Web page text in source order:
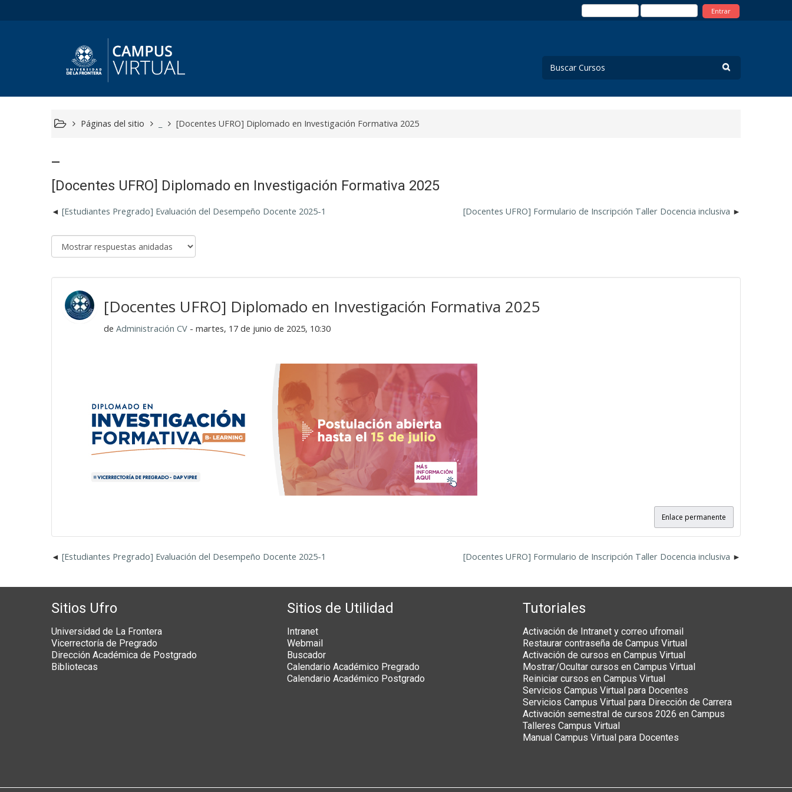
Entrar
Páginas del sitio [Docentes UFRO] Diplomado en Investigación Formativa 2025
[Docentes UFRO] Diplomado en Investigación Formativa 2025
[Estudiantes Pregrado] Evaluación del Desempeño Docente 2025-1 [Docentes UFRO] Formulario de Inscripción Taller Docencia inclusiva
[Docentes UFRO] Diplomado en Investigación Formativa 2025
de Administración CV - martes, 17 de junio de 2025, 10:30
Enlace permanente
[Estudiantes Pregrado] Evaluación del Desempeño Docente 2025-1 [Docentes UFRO] Formulario de Inscripción Taller Docencia inclusiva
Sitios Ufro
Universidad de La Frontera
Vicerrectoría de Pregrado
Dirección Académica de Postgrado
Bibliotecas
Sitios de Utilidad
Intranet
Webmail
Buscador
Calendario Académico Pregrado
Calendario Académico Postgrado
Tutoriales
Activación de Intranet y correo ufromail
Restaurar contraseña de Campus Virtual
Activación de cursos en Campus Virtual
Mostrar/Ocultar cursos en Campus Virtual
Reiniciar cursos en Campus Virtual
Servicios Campus Virtual para Docentes
Servicios Campus Virtual para Dirección de Carrera
Activación semestral de cursos 2026 en Campus
Talleres Campus Virtual
Manual Campus Virtual para Docentes